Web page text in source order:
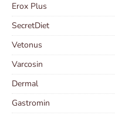
Erox Plus
SecretDiet
Vetonus
Varcosin
Dermal
Gastromin